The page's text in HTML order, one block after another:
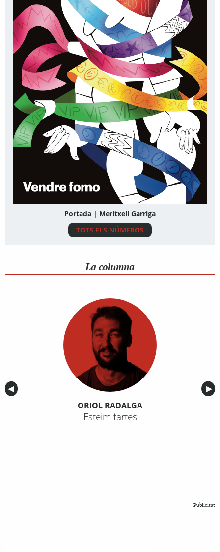
Portada | Meritxell Garriga
TOTS ELS NÚMEROS
La columna
Anterior
◀︎ ▶︎
ORIOL RADALGA
Esteim fartes
Publicitat